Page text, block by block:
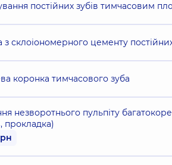
постійних зубів тимчасовим
склоіономерного цементу
коронка тимчасового зуба
незворотнього пульпіту
прокладка)